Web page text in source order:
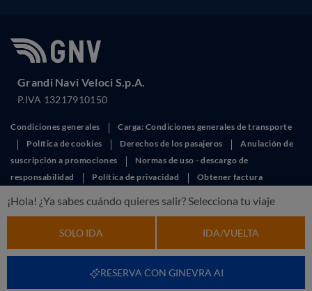
¡Hola! ¿Ya sabes cuándo quieres salir? Selecciona tu viaje
SOLO IDA IDA/VUELTA
RESERVA CON GINEVRA AI
Grandi Navi Veloci S.p.A.
P.IVA 13217910150
Condiciones generales
Carga: Condiciones generales de transporte
Política de cookies
Derechos de los pasajeros
Anulación de
suscripción a promociones
Normas de uso - descargo de
responsabilidad
Política de privacidad
Obtener factura
This site is protected by reCAPTCHA and the Google Privacy Policy
Terms of Service